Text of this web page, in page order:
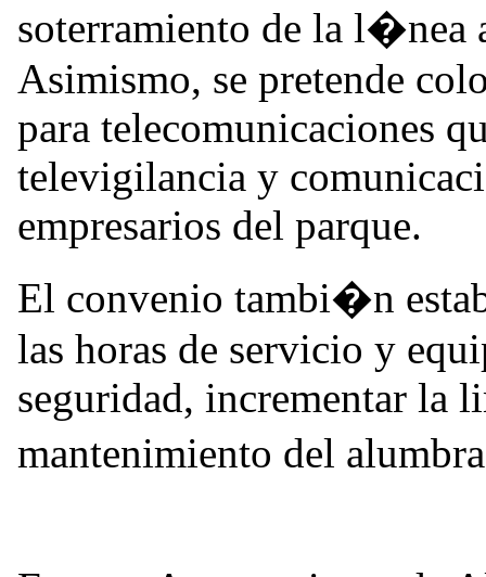
soterramiento de la
Asimismo, se pretende
para telecomunicaciones
televigilancia y
empresarios del parque.
El convenio tambi�n
las horas de servicio y
seguridad, incrementar la
mantenimiento del